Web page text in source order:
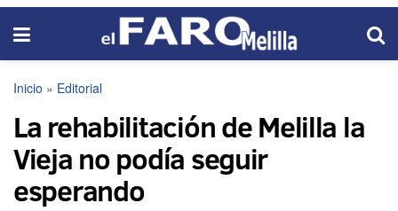
Inicio » Editorial
La rehabilitación de Melilla la
Vieja no podía seguir
esperando